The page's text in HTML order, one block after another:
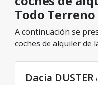
Todo Terreno
A continuación se
coches de alquiler de
puedes elegir el
Dacia DUSTER